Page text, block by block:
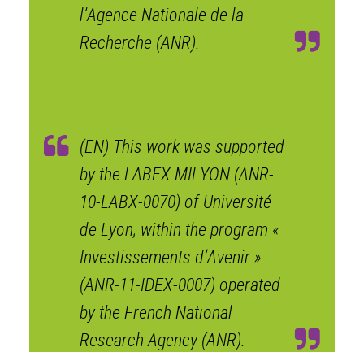
l’Agence Nationale de la
Recherche (ANR).
(EN) This work was supported
by the LABEX MILYON (ANR-
10-LABX-0070) of Université
de Lyon, within the program «
Investissements d’Avenir »
(ANR-11-IDEX-0007) operated
by the French National
Research Agency (ANR).